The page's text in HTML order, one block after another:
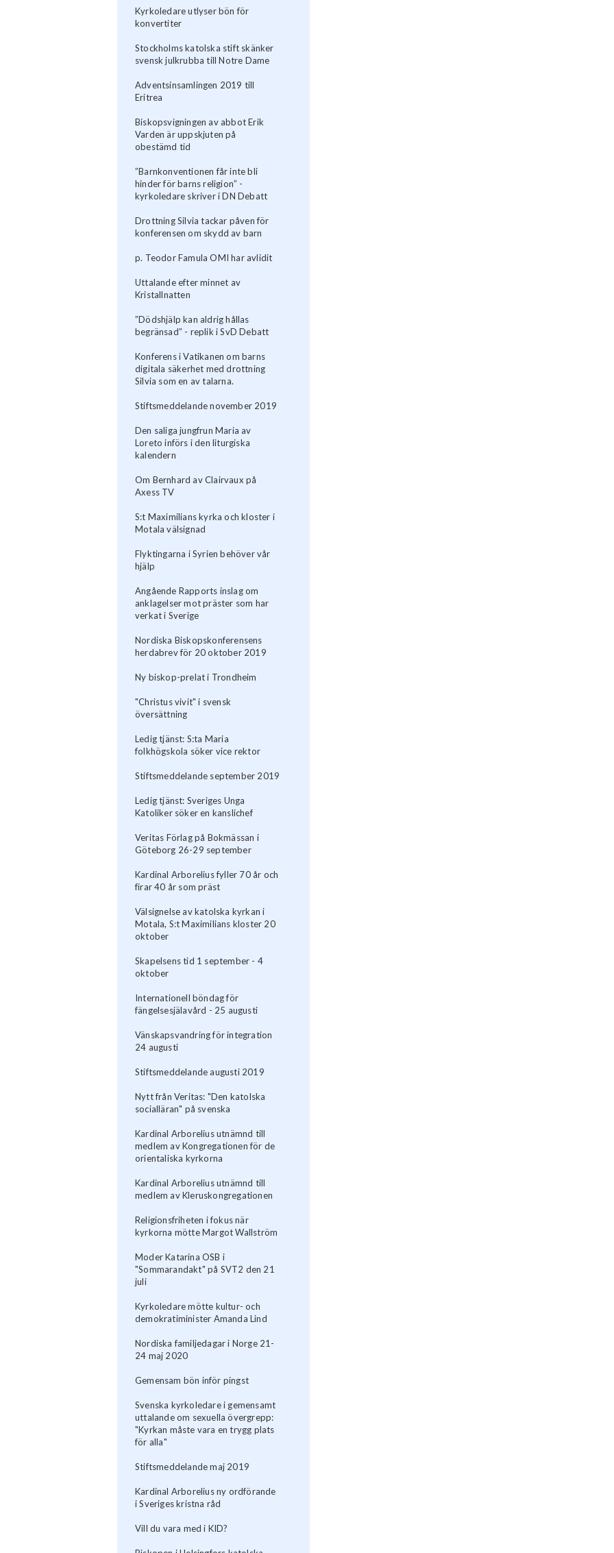
Kyrkoledare utlyser bön för
konvertiter
Stockholms katolska stift skänker
svensk julkrubba till Notre Dame
Adventsinsamlingen 2019 till
Eritrea
Biskopsvigningen av abbot Erik
Varden är uppskjuten på
obestämd tid
”Barnkonventionen får inte bli
hinder för barns religion” -
kyrkoledare skriver i DN Debatt
Drottning Silvia tackar påven för
konferensen om skydd av barn
p. Teodor Famula OMI har avlidit
Uttalande efter minnet av
Kristallnatten
”Dödshjälp kan aldrig hållas
begränsad” - replik i SvD Debatt
Konferens i Vatikanen om barns
digitala säkerhet med drottning
Silvia som en av talarna.
Stiftsmeddelande november 2019
Den saliga jungfrun Maria av
Loreto införs i den liturgiska
kalendern
Om Bernhard av Clairvaux på
Axess TV
S:t Maximilians kyrka och kloster i
Motala välsignad
Flyktingarna i Syrien behöver vår
hjälp
Angående Rapports inslag om
anklagelser mot präster som har
verkat i Sverige
Nordiska Biskopskonferensens
herdabrev för 20 oktober 2019
Ny biskop-prelat i Trondheim
"Christus vivit" i svensk
översättning
Ledig tjänst: S:ta Maria
folkhögskola söker vice rektor
Stiftsmeddelande september 2019
Ledig tjänst: Sveriges Unga
Katoliker söker en kanslichef
Veritas Förlag på Bokmässan i
Göteborg 26-29 september
Kardinal Arborelius fyller 70 år och
firar 40 år som präst
Välsignelse av katolska kyrkan i
Motala, S:t Maximilians kloster 20
oktober
Skapelsens tid 1 september - 4
oktober
Internationell böndag för
fängelsesjälavård - 25 augusti
Vänskapsvandring för integration
24 augusti
Stiftsmeddelande augusti 2019
Nytt från Veritas: "Den katolska
socialläran" på svenska
Kardinal Arborelius utnämnd till
medlem av Kongregationen för de
orientaliska kyrkorna
Kardinal Arborelius utnämnd till
medlem av Kleruskongregationen
Religionsfriheten i fokus när
kyrkorna mötte Margot Wallström
Moder Katarina OSB i
"Sommarandakt" på SVT2 den 21
juli
Kyrkoledare mötte kultur- och
demokratiminister Amanda Lind
Nordiska familjedagar i Norge 21-
24 maj 2020
Gemensam bön inför pingst
Svenska kyrkoledare i gemensamt
uttalande om sexuella övergrepp:
"Kyrkan måste vara en trygg plats
för alla"
Stiftsmeddelande maj 2019
Kardinal Arborelius ny ordförande
i Sveriges kristna råd
Vill du vara med i KID?